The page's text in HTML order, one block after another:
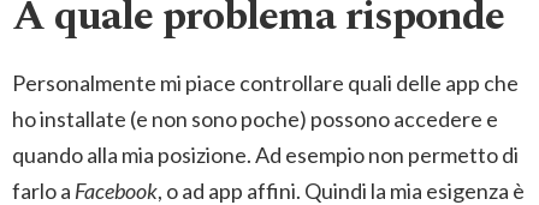
A quale problema risponde
Personalmente mi piace controllare quali delle app che
ho installate (e non sono poche) possono accedere e
quando alla mia posizione. Ad esempio non permetto di
farlo a Facebook, o ad app affini. Quindi la mia esigenza è